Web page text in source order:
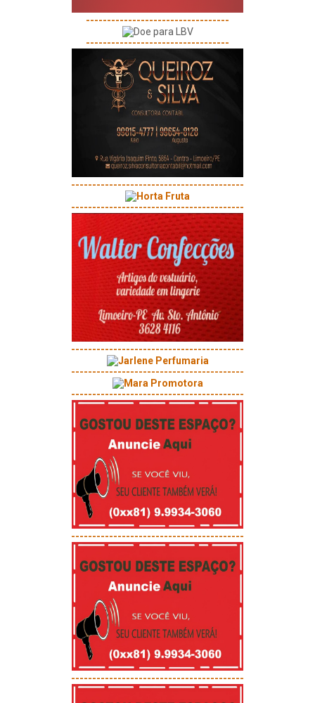
----------------------------------
----------------------------------
-----------------------------------------
-----------------------------------------
-----------------------------------------
-----------------------------------------
-----------------------------------------
-----------------------------------------
-----------------------------------------